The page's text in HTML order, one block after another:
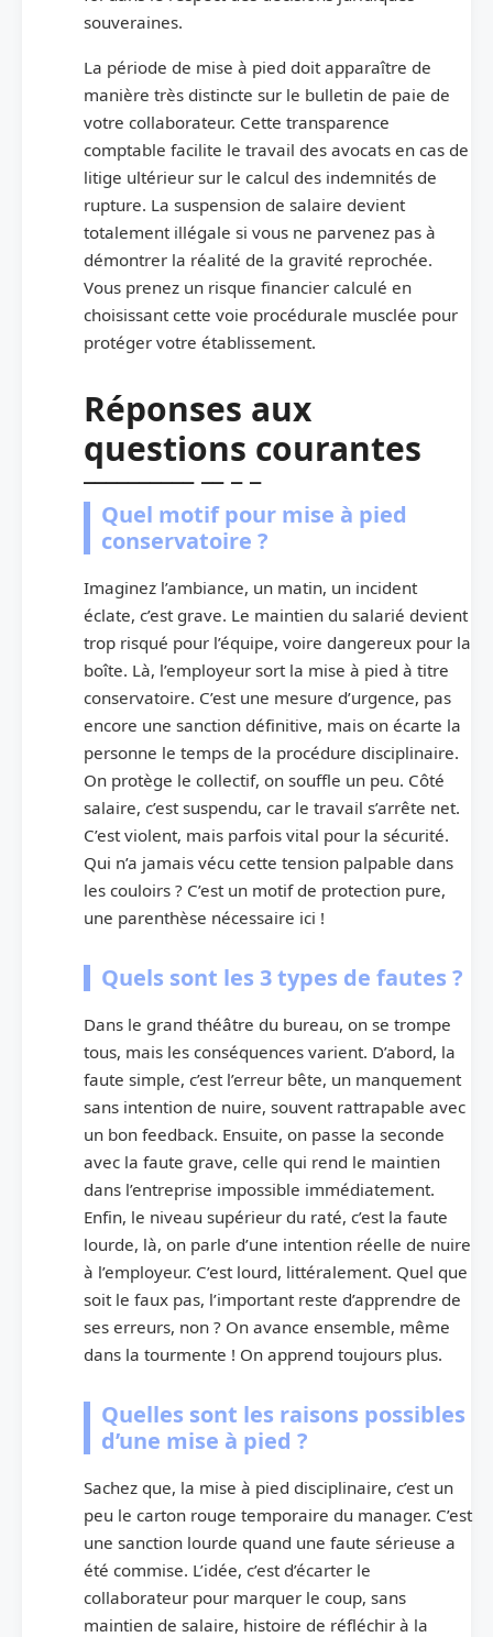
souveraines.
La période de mise à pied doit apparaître de
manière très distincte sur le bulletin de paie de
votre collaborateur. Cette transparence
comptable facilite le travail des avocats en cas de
litige ultérieur sur le calcul des indemnités de
rupture. La suspension de salaire devient
totalement illégale si vous ne parvenez pas à
démontrer la réalité de la gravité reprochée.
Vous prenez un risque financier calculé en
choisissant cette voie procédurale musclée pour
protéger votre établissement.
Réponses aux
questions courantes
Quel motif pour mise à pied
conservatoire ?
Imaginez l’ambiance, un matin, un incident
éclate, c’est grave. Le maintien du salarié devient
trop risqué pour l’équipe, voire dangereux pour la
boîte. Là, l’employeur sort la mise à pied à titre
conservatoire. C’est une mesure d’urgence, pas
encore une sanction définitive, mais on écarte la
personne le temps de la procédure disciplinaire.
On protège le collectif, on souffle un peu. Côté
salaire, c’est suspendu, car le travail s’arrête net.
C’est violent, mais parfois vital pour la sécurité.
Qui n’a jamais vécu cette tension palpable dans
les couloirs ? C’est un motif de protection pure,
une parenthèse nécessaire ici !
Quels sont les 3 types de fautes ?
Dans le grand théâtre du bureau, on se trompe
tous, mais les conséquences varient. D’abord, la
faute simple, c’est l’erreur bête, un manquement
sans intention de nuire, souvent rattrapable avec
un bon feedback. Ensuite, on passe la seconde
avec la faute grave, celle qui rend le maintien
dans l’entreprise impossible immédiatement.
Enfin, le niveau supérieur du raté, c’est la faute
lourde, là, on parle d’une intention réelle de nuire
à l’employeur. C’est lourd, littéralement. Quel que
soit le faux pas, l’important reste d’apprendre de
ses erreurs, non ? On avance ensemble, même
dans la tourmente ! On apprend toujours plus.
Quelles sont les raisons possibles
d’une mise à pied ?
Sachez que, la mise à pied disciplinaire, c’est un
peu le carton rouge temporaire du manager. C’est
une sanction lourde quand une faute sérieuse a
été commise. L’idée, c’est d’écarter le
collaborateur pour marquer le coup, sans
maintien de salaire, histoire de réfléchir à la